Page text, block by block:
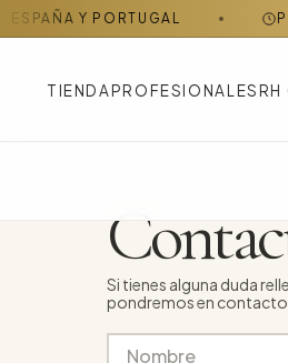
TIENDAPROFESIONALESRH
Y PORTUGAL
Si tienes alguna duda
pondremos en